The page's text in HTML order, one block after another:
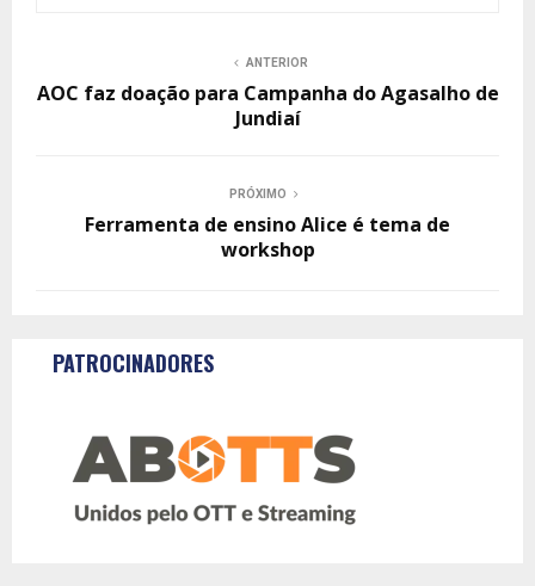
ANTERIOR
AOC faz doação para Campanha do Agasalho de
Jundiaí
PRÓXIMO
Ferramenta de ensino Alice é tema de
workshop
PATROCINADORES